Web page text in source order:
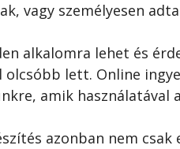
vagy személyesen
alkalomra lehet és
olcsóbb lett. Online
amik
azonban nem